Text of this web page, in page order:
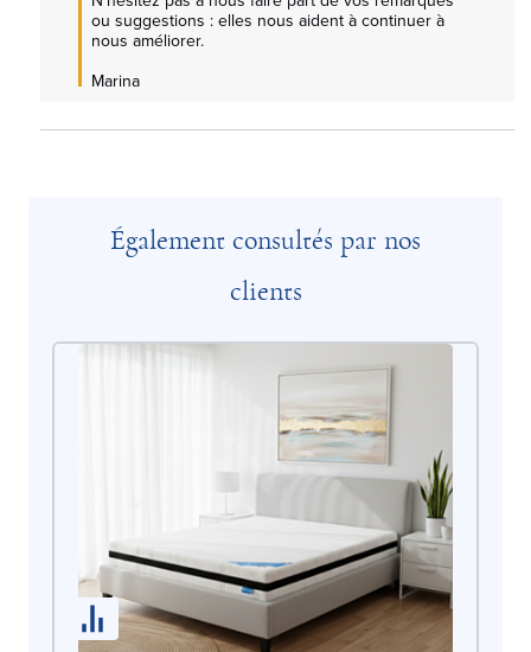
ou suggestions : elles nous aident à continuer à
nous améliorer.
Marina
Également consultés par nos
clients